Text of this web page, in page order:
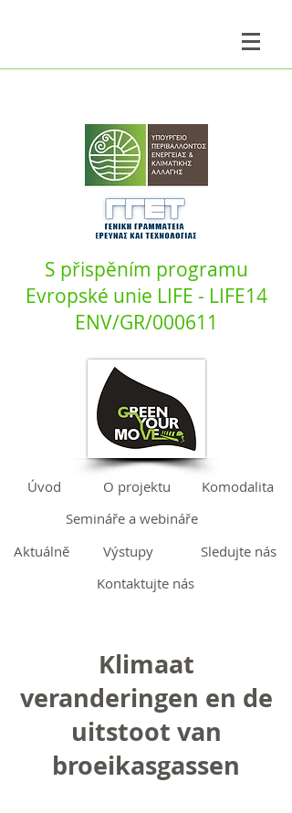
Klimaat
veranderingen en de
uitstoot van
broeikasgassen
S přispěním programu
Evropské unie LIFE - LIFE14
ENV/GR/000611
Úvod O projektu
Komodalita
Semináře a webináře
Aktuálně
Výstupy
Sledujte nás
Kontaktujte nás